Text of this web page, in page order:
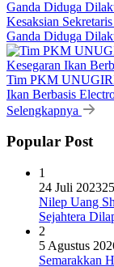
Kesaksian
Ganda Diduga
Tim PKM UNUGIRI
Ikan Berbasis
Selengkapnya
Popular Post
1
24 Juli 2023
Nilep Uang
Sejahtera
2
5 Agustus
Semarakkan